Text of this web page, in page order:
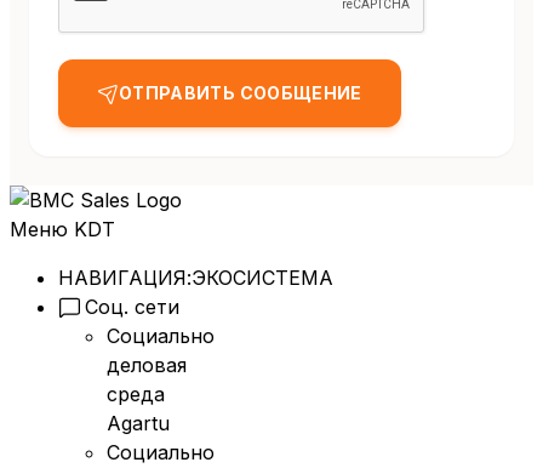
ОТПРАВИТЬ СООБЩЕНИЕ
Меню KDT
НАВИГАЦИЯ:ЭКОСИСТЕМА
Соц. сети
Социально
деловая
среда
Agartu
Социально